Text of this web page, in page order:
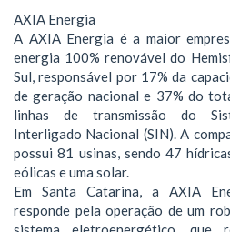
AXIA Energia
A AXIA Energia é a maior
energia 100% renovável do
Sul, responsável por 17% da
de geração nacional e 37% do
linhas de transmissão do
Interligado Nacional (SIN). A
possui 81 usinas, sendo 47
eólicas e uma solar.
Em Santa Catarina, a AXIA
responde pela operação de um